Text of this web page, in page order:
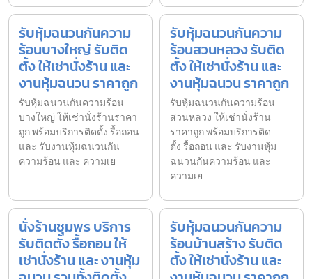
รับหุ้มฉนวนกันความ
ร้อนบางใหญ่ รับติด
ตั้ง ให้เช่านั่งร้าน และ
งานหุ้มฉนวน ราคาถูก
รับหุ้มฉนวนกันความร้อน
บางใหญ่ ให้เช่านั่งร้านราคา
ถูก พร้อมบริการติดตั้ง รื้อถอน
และ รับงานหุ้มฉนวนกัน
ความร้อน และ ความเย
รับหุ้มฉนวนกันความ
ร้อนสวนหลวง รับติด
ตั้ง ให้เช่านั่งร้าน และ
งานหุ้มฉนวน ราคาถูก
รับหุ้มฉนวนกันความร้อน
สวนหลวง ให้เช่านั่งร้าน
ราคาถูก พร้อมบริการติด
ตั้ง รื้อถอน และ รับงานหุ้ม
ฉนวนกันความร้อน และ
ความเย
นั่งร้านชุมพร บริการ
รับติดตั้ง รื้อถอน ให้
เช่านั่งร้าน และ งานหุ้ม
รับหุ้มฉนวนกันความ
ร้อนบ้านสร้าง รับติด
ตั้ง ให้เช่านั่งร้าน และ